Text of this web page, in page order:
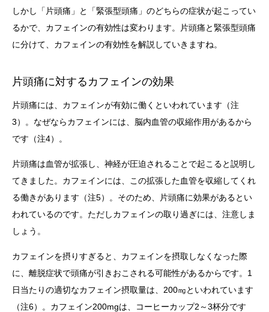
しかし「片頭痛」と「緊張型頭痛」のどちらの症状が起こってい
るかで、カフェインの有効性は変わります。片頭痛と緊張型頭痛
に分けて、カフェインの有効性を解説していきますね。
片頭痛に対するカフェインの効果
片頭痛には、カフェインが有効に働くといわれています（注
3）。なぜならカフェインには、脳内血管の収縮作用があるから
です（注4）。
片頭痛は血管が拡張し、神経が圧迫されることで起こると説明し
てきました。カフェインには、この拡張した血管を収縮してくれ
る働きがあります（注5）。そのため、片頭痛に効果があるとい
われているのです。ただしカフェインの取り過ぎには、注意しま
しょう。
カフェインを摂りすぎると、カフェインを摂取しなくなった際
に、離脱症状で頭痛が引きおこされる可能性があるからです。1
日当たりの適切なカフェイン摂取量は、200㎎といわれています
（注6）。カフェイン200mgは、コーヒーカップ2～3杯分です